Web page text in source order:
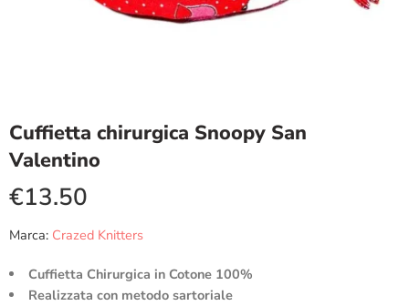
Cuffietta chirurgica Snoopy San
Valentino
€13.50
Marca: Crazed Knitters
Cuffietta Chirurgica in Cotone 100%
Realizzata con metodo sartoriale